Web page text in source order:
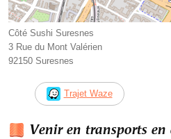
Côté Sushi Suresnes
3 Rue du Mont Valérien
92150 Suresnes
Trajet Waze
Venir en transports